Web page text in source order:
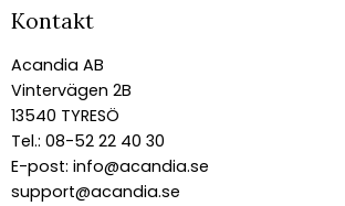
Kontakt
Acandia AB
Vintervägen 2B
13540 TYRESÖ
Tel.: 08-52 22 40 30
E-post: info@acandia.se
support@acandia.se